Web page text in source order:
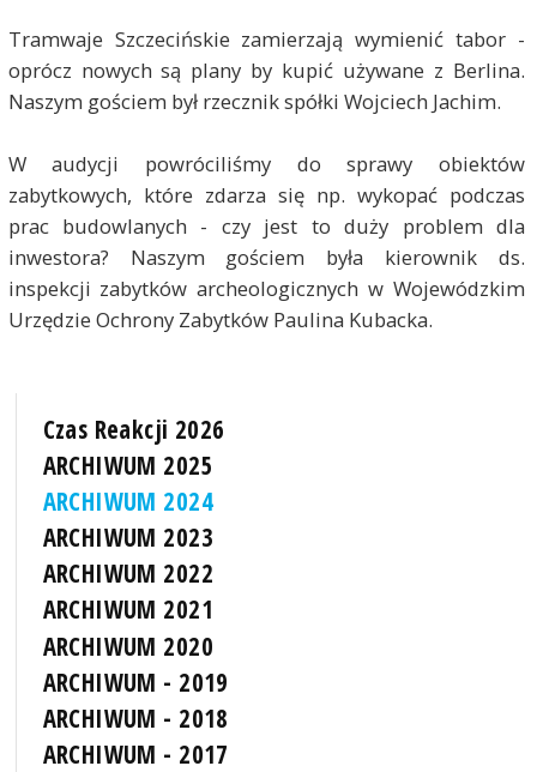
Tramwaje Szczecińskie zamierzają wymienić tabor -
oprócz nowych są plany by kupić używane z Berlina.
Naszym gościem był rzecznik spółki Wojciech Jachim.
W audycji powróciliśmy do sprawy obiektów
zabytkowych, które zdarza się np. wykopać podczas
prac budowlanych - czy jest to duży problem dla
inwestora? Naszym gościem była kierownik ds.
inspekcji zabytków archeologicznych w Wojewódzkim
Urzędzie Ochrony Zabytków Paulina Kubacka.
Czas Reakcji 2026
ARCHIWUM 2025
ARCHIWUM 2024
ARCHIWUM 2023
ARCHIWUM 2022
ARCHIWUM 2021
ARCHIWUM 2020
ARCHIWUM - 2019
ARCHIWUM - 2018
ARCHIWUM - 2017